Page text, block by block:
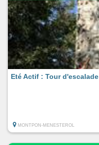
Eté Actif : Tour d'escalade
MONTPON-MENESTEROL